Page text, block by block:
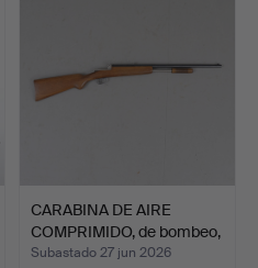
CARABINA DE AIRE
COMPRIMIDO, de bombeo,
Ex…
Subastado 27 jun 2026